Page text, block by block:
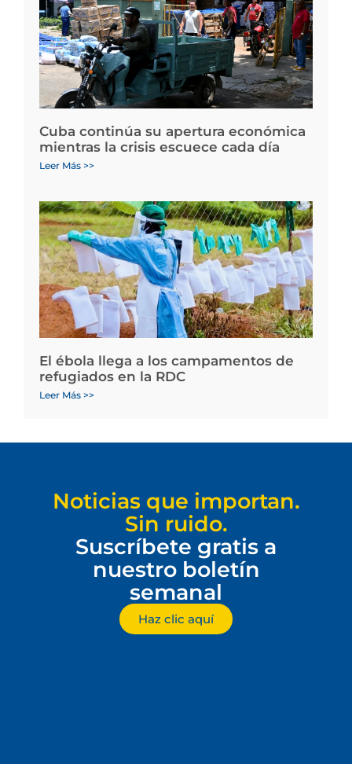
Cuba continúa su apertura económica
mientras la crisis escuece cada día
Leer Más >>
El ébola llega a los campamentos de
refugiados en la RDC
Leer Más >>
Noticias que importan.
Sin ruido.
Suscríbete gratis a
nuestro boletín
semanal
Haz clic aquí